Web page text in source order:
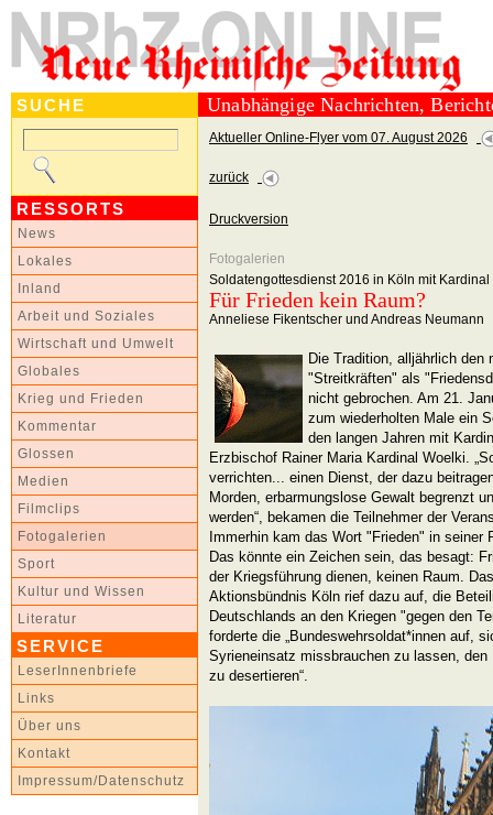
SUCHE
RESSORTS
News
Lokales
Inland
Arbeit und Soziales
Wirtschaft und Umwelt
Globales
Krieg und Frieden
Kommentar
Glossen
Medien
Filmclips
Fotogalerien
Sport
Kultur und Wissen
Literatur
SERVICE
LeserInnenbriefe
Links
Über uns
Kontakt
Impressum/Datenschutz
Unabhängige Nachrichten,
Aktueller Online-Flyer vom 07. August 2026
zurück
Druckversion
Fotogalerien
Soldatengottesdienst 2016 in Köln mit
Für Frieden kein Raum?
Anneliese Fikentscher und Andreas Neumann
Die Tradition, alljährlich den
"Streitkräften" als
nicht gebrochen. Am 21.
zum wiederholten Male ein
den langen Jahren mit
Erzbischof Rainer Maria Kardinal Woelki.
verrichten... einen Dienst, der dazu
Morden, erbarmungslose Gewalt begrenzt
werden“, bekamen die Teilnehmer der
Immerhin kam das Wort "Frieden" in seiner
Das könnte ein Zeichen sein, das besagt:
der Kriegsführung dienen, keinen Raum.
Aktionsbündnis Köln rief dazu auf, die
Deutschlands an den Kriegen "gegen den
forderte die „Bundeswehrsoldat*innen auf,
Syrieneinsatz missbrauchen zu lassen,
zu desertieren“.